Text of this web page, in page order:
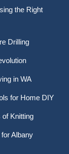
the Right
Drilling
in WA
for Home DIY
Knitting
Albany